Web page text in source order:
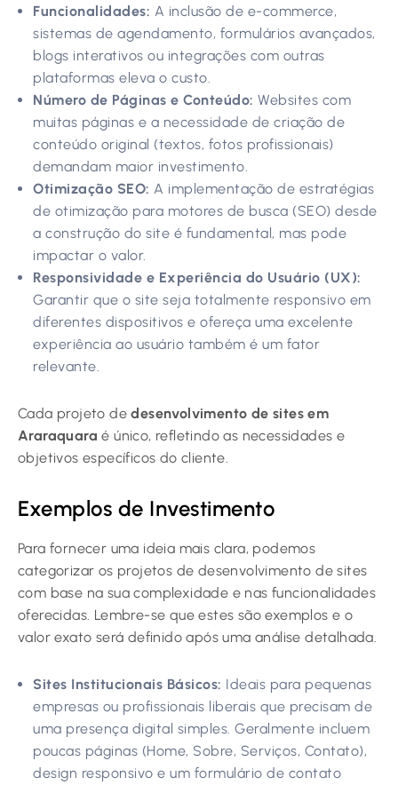
Funcionalidades: A inclusão de e-commerce,
sistemas de agendamento, formulários avançados,
blogs interativos ou integrações com outras
plataformas eleva o custo.
Número de Páginas e Conteúdo: Websites com
muitas páginas e a necessidade de criação de
conteúdo original (textos, fotos profissionais)
demandam maior investimento.
Otimização SEO: A implementação de estratégias
de otimização para motores de busca (SEO) desde
a construção do site é fundamental, mas pode
impactar o valor.
Responsividade e Experiência do Usuário (UX):
Garantir que o site seja totalmente responsivo em
diferentes dispositivos e ofereça uma excelente
experiência ao usuário também é um fator
relevante.
Cada projeto dedesenvolvimento de sites em
Araraquara é único, refletindo as necessidades e
objetivos específicos do cliente.
Exemplos de Investimento
Para fornecer uma ideia mais clara, podemos
categorizar os projetos de desenvolvimento de sites
com base na sua complexidade e nas funcionalidades
oferecidas. Lembre-se que estes são exemplos e o
valor exato será definido após uma análise detalhada.
Sites Institucionais Básicos: Ideais para pequenas
empresas ou profissionais liberais que precisam de
uma presença digital simples. Geralmente incluem
poucas páginas (Home, Sobre, Serviços, Contato),
design responsivo e um formulário de contato